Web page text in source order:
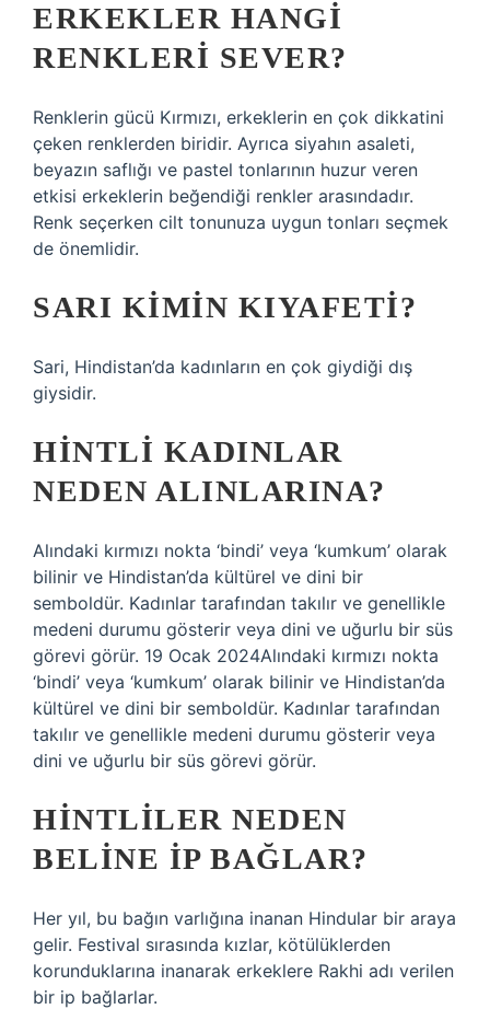
ERKEKLER HANGI
RENKLERI SEVER?
Renklerin gücü Kırmızı, erkeklerin en çok dikkatini
çeken renklerden biridir. Ayrıca siyahın asaleti,
beyazın saflığı ve pastel tonlarının huzur veren
etkisi erkeklerin beğendiği renkler arasındadır.
Renk seçerken cilt tonunuza uygun tonları seçmek
de önemlidir.
SARI KIMIN KIYAFETI?
Sari, Hindistan’da kadınların en çok giydiği dış
giysidir.
HINTLI KADINLAR
NEDEN ALINLARINA?
Alındaki kırmızı nokta ‘bindi’ veya ‘kumkum’ olarak
bilinir ve Hindistan’da kültürel ve dini bir
semboldür. Kadınlar tarafından takılır ve genellikle
medeni durumu gösterir veya dini ve uğurlu bir süs
görevi görür. 19 Ocak 2024Alındaki kırmızı nokta
‘bindi’ veya ‘kumkum’ olarak bilinir ve Hindistan’da
kültürel ve dini bir semboldür. Kadınlar tarafından
takılır ve genellikle medeni durumu gösterir veya
dini ve uğurlu bir süs görevi görür.
HINTLILER NEDEN
BELINE IP BAĞLAR?
Her yıl, bu bağın varlığına inanan Hindular bir araya
gelir. Festival sırasında kızlar, kötülüklerden
korunduklarına inanarak erkeklere Rakhi adı verilen
bir ip bağlarlar.